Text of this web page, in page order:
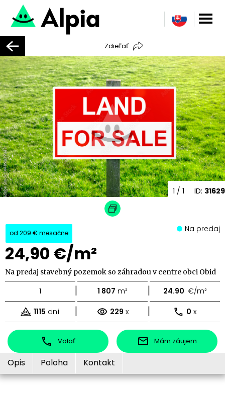
Zdieľať
ID: 31629
1 / 1
od 209 € mesačne
24,90 €/m²
Na predaj
Na predaj stavebný pozemok so záhradou v centre obci Obid
1 | 1 807 m² | 24.90 €/m²
1115 dní | 229 x | 0 x
Volať Mám záujem
Opis Poloha Kontakt